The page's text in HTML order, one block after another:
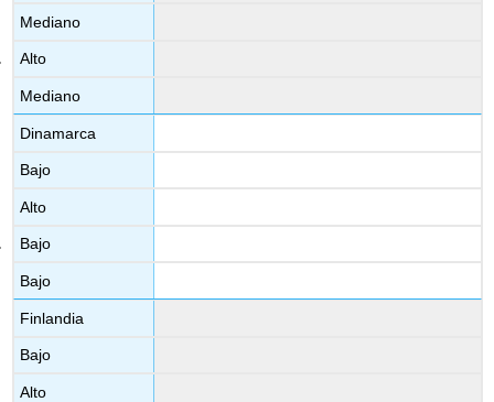
Mediano
Alto
Mediano
Dinamarca
Bajo
Alto
Bajo
Bajo
Finlandia
Bajo
Alto